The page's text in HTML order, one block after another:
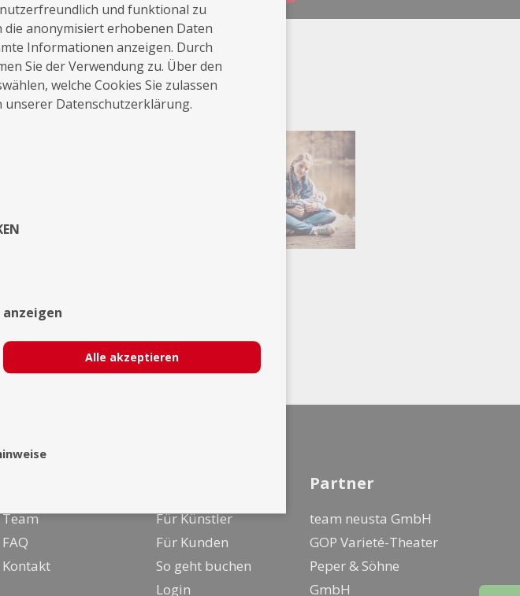
Team
FAQ
Kontakt
Für Künstler
Für Kunden
So geht buchen
Login
Partner
team neusta GmbH
GOP Varieté-Theater
Peper & Söhne
GmbH
und funktional zu
anonymisiert erhobenen Daten
Informationen anzeigen. Durch
Sie der Verwendung zu. Über den
welche Cookies Sie zulassen
Datenschutzerklärung.
Alle akzeptieren